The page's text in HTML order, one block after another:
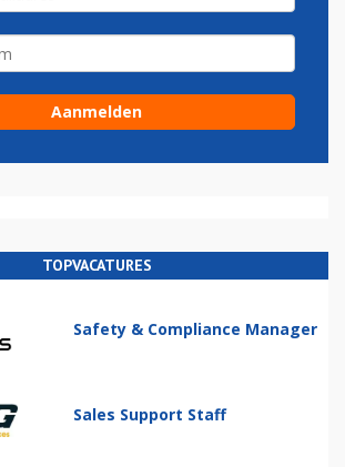
TOPVACATURES
Safety & Compliance Manager
Sales Support Staff